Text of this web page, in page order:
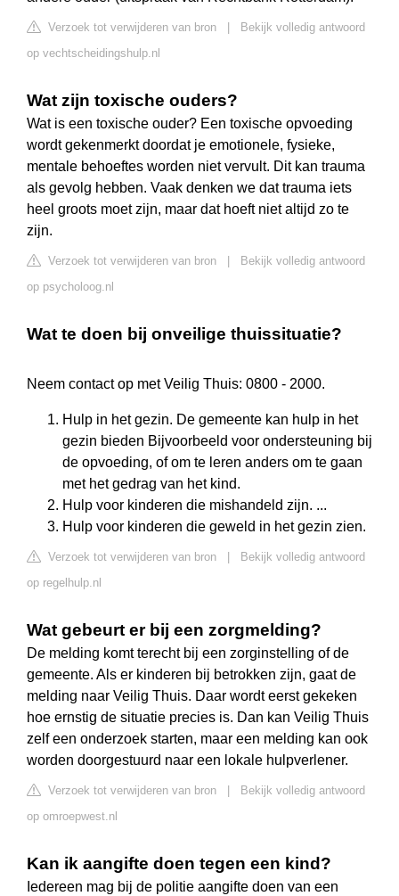
Verzoek tot verwijderen van bron
Bekijk volledig antwoord
op vechtscheidingshulp.nl
Wat zijn toxische ouders?
Wat is een toxische ouder? Een toxische opvoeding
wordt gekenmerkt doordat je emotionele, fysieke,
mentale behoeftes worden niet vervult. Dit kan trauma
als gevolg hebben. Vaak denken we dat trauma iets
heel groots moet zijn, maar dat hoeft niet altijd zo te
zijn.
Verzoek tot verwijderen van bron
Bekijk volledig antwoord
op psycholoog.nl
Wat te doen bij onveilige thuissituatie?
Neem contact op met Veilig Thuis: 0800 - 2000.
Hulp in het gezin. De gemeente kan hulp in het
gezin bieden Bijvoorbeeld voor ondersteuning bij
de opvoeding, of om te leren anders om te gaan
met het gedrag van het kind.
Hulp voor kinderen die mishandeld zijn. ...
Hulp voor kinderen die geweld in het gezin zien.
Verzoek tot verwijderen van bron
Bekijk volledig antwoord
op regelhulp.nl
Wat gebeurt er bij een zorgmelding?
De melding komt terecht bij een zorginstelling of de
gemeente. Als er kinderen bij betrokken zijn, gaat de
melding naar Veilig Thuis. Daar wordt eerst gekeken
hoe ernstig de situatie precies is. Dan kan Veilig Thuis
zelf een onderzoek starten, maar een melding kan ook
worden doorgestuurd naar een lokale hulpverlener.
Verzoek tot verwijderen van bron
Bekijk volledig antwoord
op omroepwest.nl
Kan ik aangifte doen tegen een kind?
Iedereen mag bij de politie aangifte doen van een